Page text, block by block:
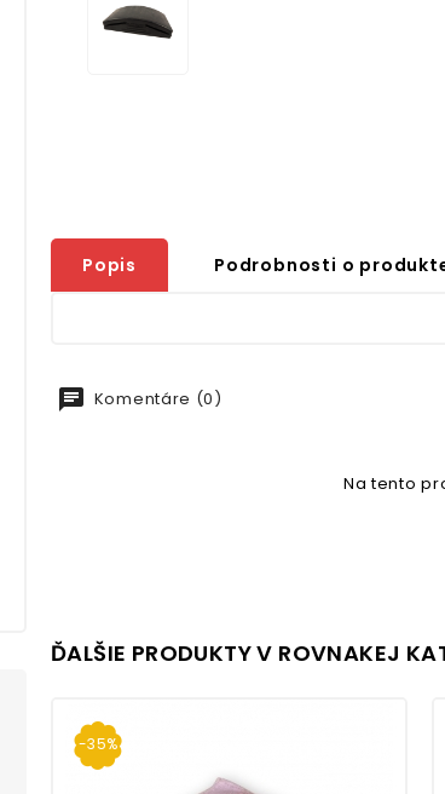
Popis Podrobnosti o
chat Komentáre (0)
Na tento
ĎALŠIE PRODUKTY V ROVNAKEJ
-35%